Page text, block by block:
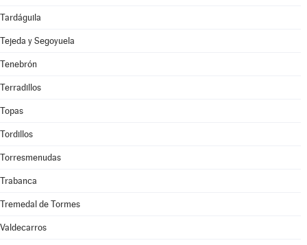
Tardáguila
Tejeda y Segoyuela
Tenebrón
Terradillos
Topas
Tordillos
Torresmenudas
Trabanca
Tremedal de Tormes
Valdecarros